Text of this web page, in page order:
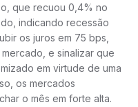
que recuou 0,4% no
indicando recessão
os juros em 75 bps,
e sinalizar que
em virtude de uma
os mercados
o mês em forte alta.